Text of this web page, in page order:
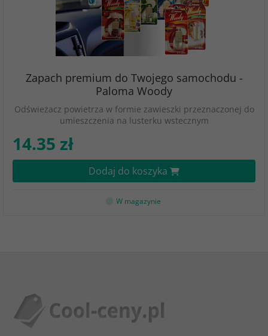
Zapach premium do Twojego samochodu -
Paloma Woody
Odświeżacz powietrza w formie zawieszki przeznaczonej do
umieszczenia na lusterku wstecznym
14.35 zł
Dodaj do koszyka
W magazynie